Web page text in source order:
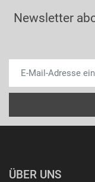
Newsletter
ÜBER UNS